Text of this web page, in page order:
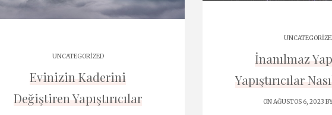
İnanılmaz
Yapıştırıcılar
ON AĞUSTOS 6, 2023
UNCATEGORIZED
Evinizin Kaderini
Değiştiren Yapıştırıcılar